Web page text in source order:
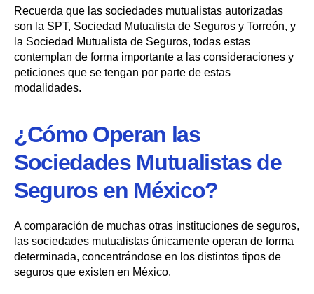
Recuerda que las sociedades mutualistas autorizadas
son la SPT, Sociedad Mutualista de Seguros y Torreón, y
la Sociedad Mutualista de Seguros, todas estas
contemplan de forma importante a las consideraciones y
peticiones que se tengan por parte de estas
modalidades.
¿Cómo Operan las
Sociedades Mutualistas de
Seguros en México?
A comparación de muchas otras instituciones de seguros,
las sociedades mutualistas únicamente operan de forma
determinada, concentrándose en los distintos tipos de
seguros que existen en México.